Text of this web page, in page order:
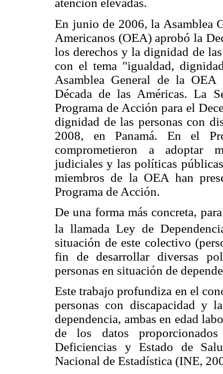
atención elevadas.
En junio de 2006, la Asamblea
Americanos (OEA) aprobó la
los derechos y la dignidad de
con el tema "igualdad,
Asamblea General de la
Década de las Américas. La
Programa de Acción para el
dignidad de las personas con
2008, en Panamá. En el
comprometieron a adoptar
judiciales y las políticas
miembros de la OEA han
Programa de Acción.
De una forma más concreta,
la llamada Ley de
situación de este colectivo
fin de desarrollar diversas
personas en situación de
Este trabajo profundiza en el
personas con discapacidad y
dependencia, ambas en edad
de los datos
Deficiencias y Estado de
Nacional de Estadística (INE,